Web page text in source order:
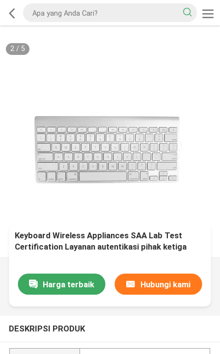
2/ 5
Keyboard Wireless Appliances SAA Lab Test
Certification Layanan autentikasi pihak ketiga
Harga terbaik Hubungi kami
DESKRIPSI PRODUK